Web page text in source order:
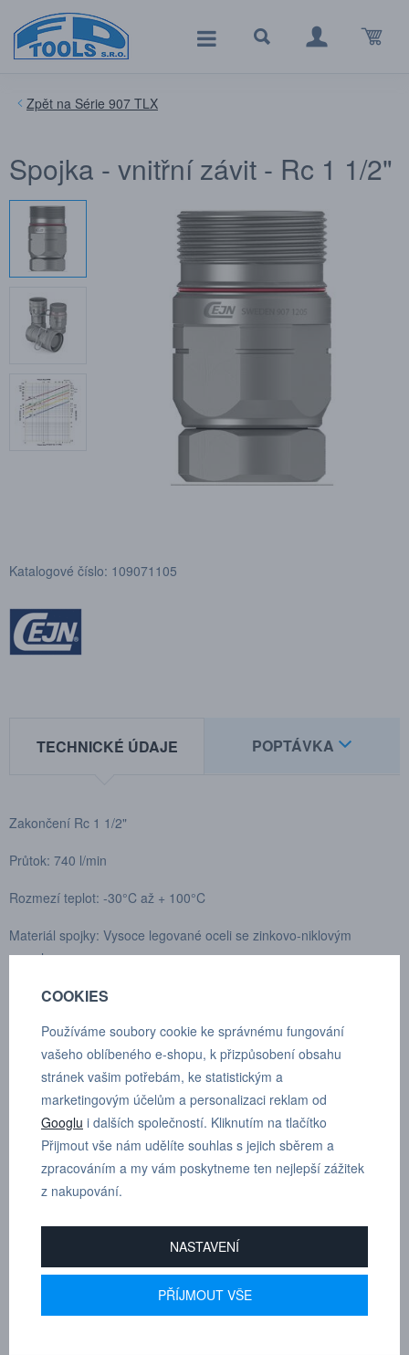
Série 907 TLX
Spojka - vnitřní závit - Rc 1 1/2"
Katalogové číslo: 109071105
TECHNICKÉ ÚDAJE POPTÁVKA
Zakončení Rc 1 1/2"
Průtok: 740 l/min
Rozmezí teplot: -30°C až + 100°C
Materiál spojky: Vysoce legované oceli se zinkovo-niklovým
povrchem
Materiál vsuvky: Vysoce legované oceli se zinkovo-niklovým
Materiál těsnění: Nitril (NBR)
Maximální pracovní tlak ve spojeném stavu: 380 bar
Maximální pracovní tlak v rozpojeném stavu: 380 bar
Min tlak roztržení ve spojeném stavu: 1520 bar
Připojitelnost: Spojení se zbytkovým tlakem omezeno pouze silou
obsluhy
Odpojení pod tlakem: Rozpojení se zbytkovým tlakem v systému je
COOKIES
Používáme soubory cookie ke správnému fungování
vašeho oblíbeného e-shopu, k přizpůsobení obsahu
stránek vašim potřebám, ke statistickým a
marketingovým účelům a personalizaci reklam od
Googlu i dalších společností. Kliknutím na tlačítko
Přijmout vše nám udělíte souhlas s jejich sběrem a
zpracováním a my vám poskytneme ten nejlepší zážitek
z nakupování.
NASTAVENÍ
PŘÍJMOUT VŠE